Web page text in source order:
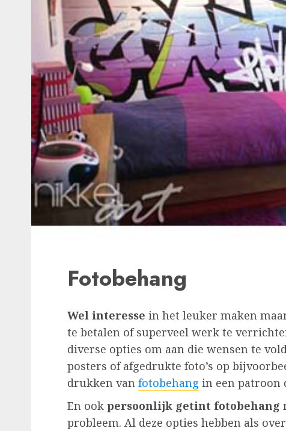
Fotobehang
Wel interesse in het leuker maken
te betalen of superveel werk te
diverse opties om aan die wensen te
posters of afgedrukte foto’s op
drukken van fotobehang in een patroon
En ook persoonlijk getint fotobehang
probleem. Al deze opties hebben als